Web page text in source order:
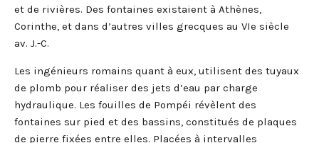
et de rivières. Des fontaines existaient à Athènes,
Corinthe, et dans d’autres villes grecques au VIe siècle
av. J.-C.
Les ingénieurs romains quant à eux, utilisent des tuyaux
de plomb pour réaliser des jets d’eau par charge
hydraulique. Les fouilles de Pompéi révèlent des
fontaines sur pied et des bassins, constitués de plaques
de pierre fixées entre elles. Placées à intervalles